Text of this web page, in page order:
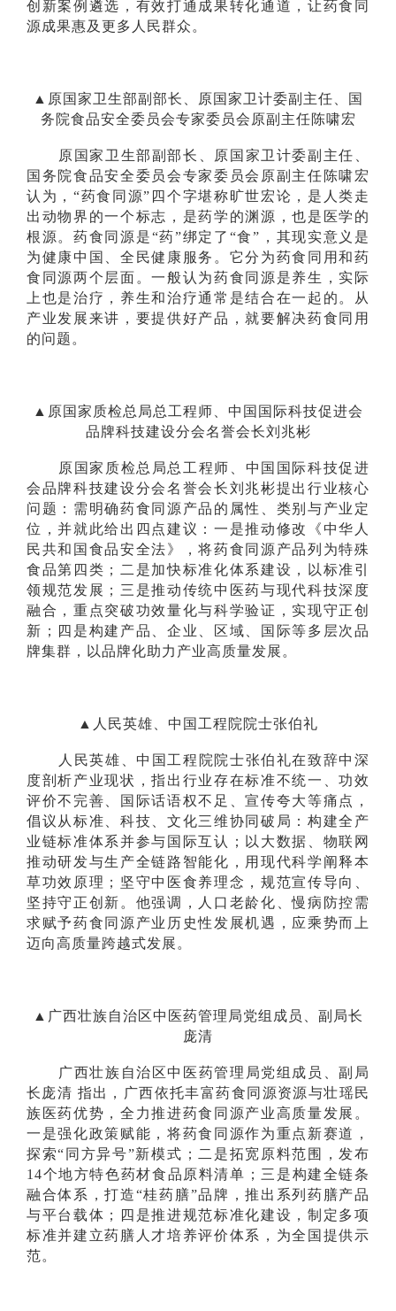
创新案例遴选，有效打通成果转化通道，让药食同
源成果惠及更多人民群众。
▲原国家卫生部副部长、原国家卫计委副主任、国
务院食品安全委员会专家委员会原副主任陈啸宏
原国家卫生部副部长、原国家卫计委副主任、
国务院食品安全委员会专家委员会原副主任陈啸宏
认为，“药食同源”四个字堪称旷世宏论，是人类走
出动物界的一个标志，是药学的渊源，也是医学的
根源。药食同源是“药”绑定了“食”，其现实意义是
为健康中国、全民健康服务。它分为药食同用和药
食同源两个层面。一般认为药食同源是养生，实际
上也是治疗，养生和治疗通常是结合在一起的。从
产业发展来讲，要提供好产品，就要解决药食同用
的问题。
▲原国家质检总局总工程师、中国国际科技促进会
品牌科技建设分会名誉会长刘兆彬
原国家质检总局总工程师、中国国际科技促进
会品牌科技建设分会名誉会长刘兆彬提出行业核心
问题：需明确药食同源产品的属性、类别与产业定
位，并就此给出四点建议：一是推动修改《中华人
民共和国食品安全法》，将药食同源产品列为特殊
食品第四类；二是加快标准化体系建设，以标准引
领规范发展；三是推动传统中医药与现代科技深度
融合，重点突破功效量化与科学验证，实现守正创
新；四是构建产品、企业、区域、国际等多层次品
牌集群，以品牌化助力产业高质量发展。
▲人民英雄、中国工程院院士张伯礼
人民英雄、中国工程院院士张伯礼在致辞中深
度剖析产业现状，指出行业存在标准不统一、功效
评价不完善、国际话语权不足、宣传夸大等痛点，
倡议从标准、科技、文化三维协同破局：构建全产
业链标准体系并参与国际互认；以大数据、物联网
推动研发与生产全链路智能化，用现代科学阐释本
草功效原理；坚守中医食养理念，规范宣传导向、
坚持守正创新。他强调，人口老龄化、慢病防控需
求赋予药食同源产业历史性发展机遇，应乘势而上
迈向高质量跨越式发展。
▲广西壮族自治区中医药管理局党组成员、副局长
庞清
广西壮族自治区中医药管理局党组成员、副局
长庞清 指出，广西依托丰富药食同源资源与壮瑶民
族医药优势，全力推进药食同源产业高质量发展。
一是强化政策赋能，将药食同源作为重点新赛道，
探索“同方异号”新模式；二是拓宽原料范围，发布
14个地方特色药材食品原料清单；三是构建全链条
融合体系，打造“桂药膳”品牌，推出系列药膳产品
与平台载体；四是推进规范标准化建设，制定多项
标准并建立药膳人才培养评价体系，为全国提供示
范。